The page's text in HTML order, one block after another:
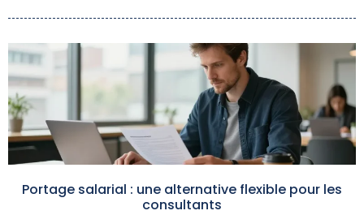
Portage salarial : une alternative flexible pour les
consultants